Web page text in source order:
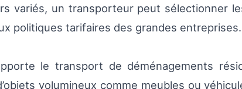
variés, un transporteur peut sélectionner
politiques tarifaires des grandes entreprises.
le transport de déménagements
volumineux comme meubles ou